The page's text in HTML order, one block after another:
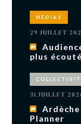
MÉDIAS
29 JUILLET
plus
31 JUILLET
Planner